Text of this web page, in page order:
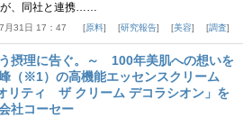
が、同社と連携……
月31日 17：47 原料 研究報告 美容 調査
摂理に告ぐ。～ 100年美肌への想いを
（※1）の高機能エッセンスクリーム
リティ ザ クリーム デコラシオン」を
社コーセー